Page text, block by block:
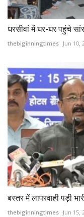
धरसीवां में घर-घर पहुंचे
thebiginningtimes Jun 10,
बस्तर में लापरवाही पड़ी
thebiginningtimes Jun 15,